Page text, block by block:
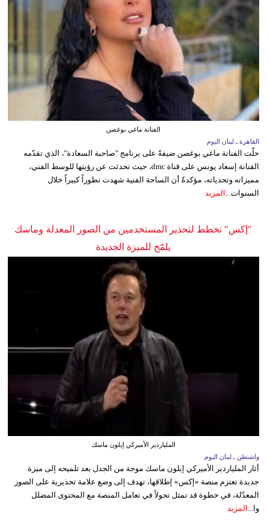
الفنانة ماغي بوغصن
القاهرة ـ لبنان اليوم
حلّت الفنانة ماغي بوغصن ضيفةً على برنامج "صاحبة السعادة"، الذي تقدّمه
الفنانة إسعاد يونس على قناة dmc، حيث تحدثت عن رؤيتها للوسط الفني،
مميزاته وتحدياته، مؤكدةً أن الساحة الفنية شهدت تطوراً كبيراً خلال
السنوات... المزيد
"إكس" تخطط لتحذير المستخدمين من الصور المعدلة وماسك
يلمّح للميزة الجديدة
الملياردير الأميركي إيلون ماسك
واشنطن ـ لبنان اليوم
أثار الملياردير الأميركي إيلون ماسك موجة من الجدل بعد تلميحه إلى ميزة
جديدة تعتزم منصة «إكس» إطلاقها، تهدف إلى وضع علامة تحذيرية على الصور
المعدّلة، في خطوة قد تمثل تحولاً في تعامل المنصة مع المحتوى المضلل
وا... المزيد